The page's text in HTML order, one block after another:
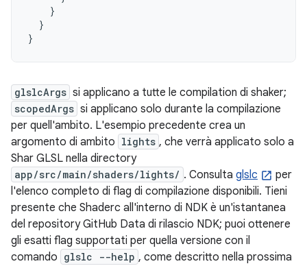
}
}
}
glslcArgs si applicano a tutte le compilation di shaker;
scopedArgs si applicano solo durante la compilazione
per quell'ambito. L'esempio precedente crea un
argomento di ambito lights , che verrà applicato solo a
Shar GLSL nella directory
app/src/main/shaders/lights/ . Consulta glslc
per
l'elenco completo di flag di compilazione disponibili. Tieni
presente che Shaderc all'interno di NDK è un'istantanea
del repository GitHub Data di rilascio NDK; puoi ottenere
gli esatti flag supportati per quella versione con il
comando glslc --help , come descritto nella prossima